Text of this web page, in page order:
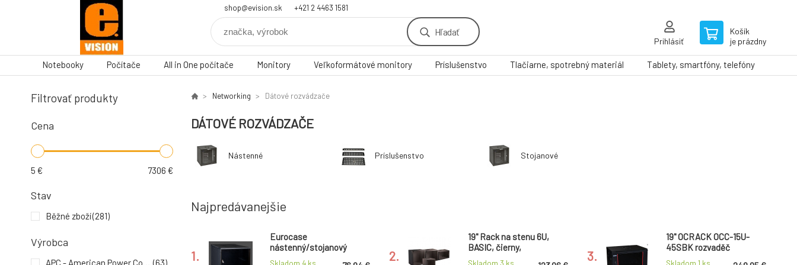
shop@evision.sk +421 2 4463 1581
Hľadať
Prihlásiť
Košík
je prázdny
Notebooky Počítače All in One počítače Monitory Veľkoformátové monitory Príslušenstvo Tlačiarne, spotrebný materiál Tablety, smartfóny, telefóny
Filtrovať produkty
Cena
5 € 7306 €
Stav
Běžné zboží(281)
Výrobca
APC - American Power Conversion (63)
Networking Dátové rozvádzače
DÁTOVÉ ROZVÁDZAČE
Nástenné Príslušenstvo Stojanové
Najpredávanejšie
1.
Eurocase
nástenný/stojanový
rozvádzač GQ5606 6U / 19"
2.
19" Rack na stenu 6U,
BASIC, čierny,
304x535x450 mm
3.
19" OCRACK OCC-15U-
45SBK rozvaděč
nástěnný 15U/450mm